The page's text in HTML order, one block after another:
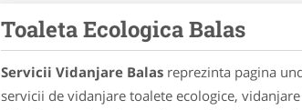
Toaleta Ecologica Balas
Servicii Vidanjare Balasreprezinta pagina
servicii de vidanjare toalete ecologice,